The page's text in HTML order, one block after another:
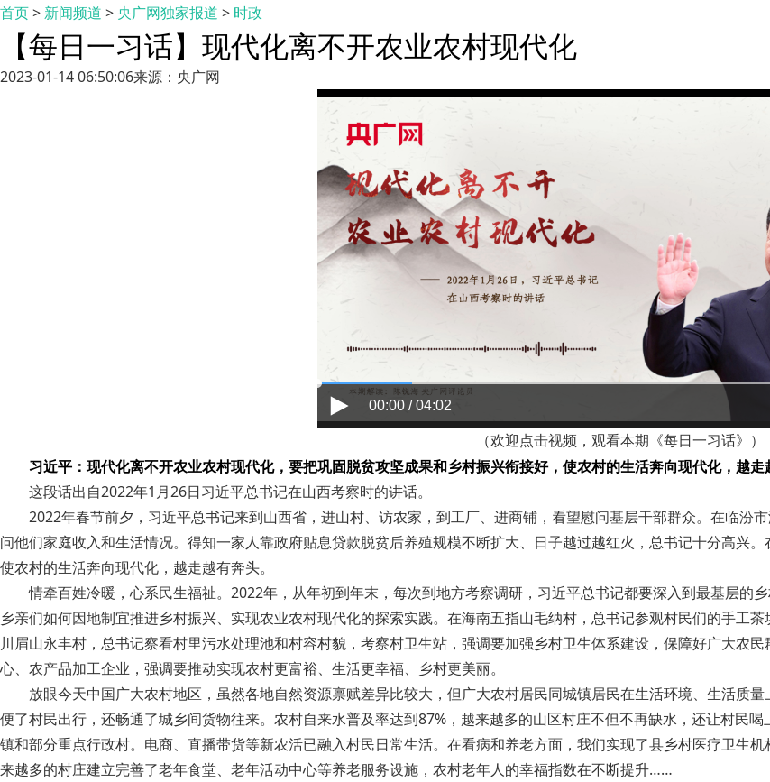
首页> 新闻频道 >央广网独家报道 > 时政
【每日一习话】现代化离不开农业农村现代化
2023-01-14 06:50:06来源：央广网
00:00 / 04:02
（欢迎点击视频，观看本期《每日一习话》）
习近平：现代化离不开农业农村现代化，要把巩固脱贫攻坚成果和乡村振兴衔接好，使农村的生活奔向现代化，越走
这段话出自2022年1月26日习近平总书记在山西考察时的讲话。
2022年春节前夕，习近平总书记来到山西省，进山村、访农家，到工厂、进商铺，看望慰问基层干部群众。在临汾
问他们家庭收入和生活情况。得知一家人靠政府贴息贷款脱贫后养殖规模不断扩大、日子越过越红火，总书记十分高兴
使农村的生活奔向现代化，越走越有奔头。
情牵百姓冷暖，心系民生福祉。2022年，从年初到年末，每次到地方考察调研，习近平总书记都要深入到最基层的
乡亲们如何因地制宜推进乡村振兴、实现农业农村现代化的探索实践。在海南五指山毛纳村，总书记参观村民们的手工
川眉山永丰村，总书记察看村里污水处理池和村容村貌，考察村卫生站，强调要加强乡村卫生体系建设，保障好广大农
心、农产品加工企业，强调要推动实现农村更富裕、生活更幸福、乡村更美丽。
放眼今天中国广大农村地区，虽然各地自然资源禀赋差异比较大，但广大农村居民同城镇居民在生活环境、生活质
便了村民出行，还畅通了城乡间货物往来。农村自来水普及率达到87%，越来越多的山区村庄不但不再缺水，还让村民
镇和部分重点行政村。电商、直播带货等新农活已融入村民日常生活。在看病和养老方面，我们实现了县乡村医疗卫生
来越多的村庄建立完善了老年食堂、老年活动中心等养老服务设施，农村老年人的幸福指数在不断提升……